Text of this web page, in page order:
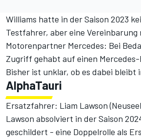
Williams hatte in der Saison 2023
Testfahrer, aber eine Vereinbarung
Motorenpartner Mercedes: Bei
Zugriff gehabt auf einen
Bisher ist unklar, ob es dabei bleibt
AlphaTauri
Ersatzfahrer: Liam Lawson
Lawson absolviert in der Saison
geschildert - eine Doppelrolle als